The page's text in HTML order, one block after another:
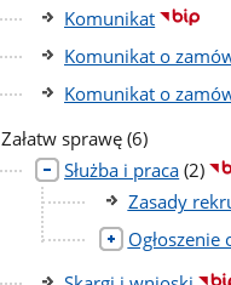
Komunikat
Komunikat o
Komunikat o
Załatw sprawę liczba
podstron
(6)
Służba i praca liczba
(2)
Zasady
Ogłoszenie